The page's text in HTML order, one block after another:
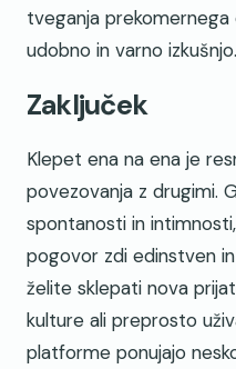
tveganja prekomernega
udobno in varno izkušnjo.
Zaključek
Klepet ena na ena je
povezovanja z drugimi.
spontanosti in
pogovor zdi edinstven
želite sklepati nova
kulture ali preprosto
platforme ponujajo